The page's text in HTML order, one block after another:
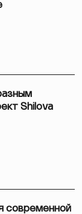
Shilova
современной